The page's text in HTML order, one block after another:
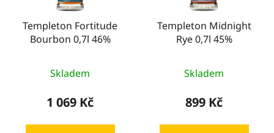
Templeton Fortitude
Bourbon 0,7l 46%
Skladem
1 069 Kč
Templeton Midnight
Rye 0,7l 45%
Skladem
899 Kč